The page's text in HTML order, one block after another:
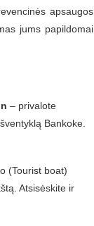
apsaugos
jums papildomai
– privalote
Bankoke.
(Tourist boat)
Atsisėskite ir